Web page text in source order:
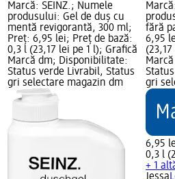
Marcă: SEINZ.; Numele
produsului: Gel de duș cu
mentă revigorantă, 300 ml;
Preț: 6,95 lei; Preț de bază:
0,3 l (23,17 lei pe 1 l); Grafică
Marcă dm; Disponibilitate:
Status verde Livrabil, Status
gri selectare magazin dm
fără
6,95
gri
6,95
0,3 l
+ 1